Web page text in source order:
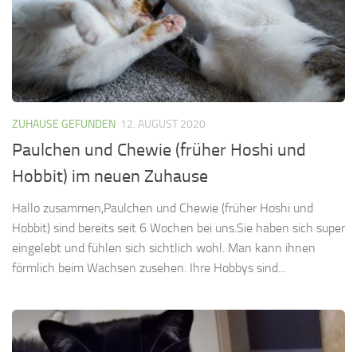
ZUHAUSE GEFUNDEN 12. AUGUST 2020
Paulchen und Chewie (früher Hoshi und
Hobbit) im neuen Zuhause
Hallo zusammen,Paulchen und Chewie (früher Hoshi und
Hobbit) sind bereits seit 6 Wochen bei uns.Sie haben sich super
eingelebt und fühlen sich sichtlich wohl. Man kann ihnen
förmlich beim Wachsen zusehen. Ihre Hobbys sind...